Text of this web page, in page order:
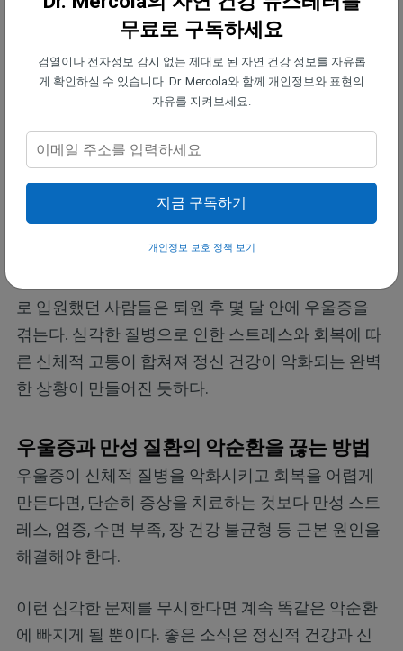
호르몬을 증가시킨다. 시간이 지남에 따라 이러한 생
화학적 변화로 인해 슬픔, 피로, 불안감이 지속적으로
나타나 신체적 질병에서 회복하기가 더욱 어려워진
• 우울증을 앓는 사람들은 면역 반응이 약하다 —
은 감염에 더 취약하고 질병에서 회복하는 데 시간이
더 오래 걸리며, 감기에 자주 걸리고 회복 기간이 길
어지며 혈액 내 염증 지표가 증가한다.
로 입원했던 사람들은 퇴원 후 몇 달 안에 우울증을
겪는다. 심각한 질병으로 인한 스트레스와 회복에 따
른 신체적 고통이 합쳐져 정신 건강이 악화되는 완벽
한 상황이 만들어진 듯하다.
우울증과 만성 질환의 악순환을 끊는 방법
우울증이 신체적 질병을 악화시키고 회복을 어렵게
만든다면, 단순히 증상을 치료하는 것보다 만성 스트
레스, 염증, 수면 부족, 장 건강 불균형 등 근본 원인을
해결해야 한다.
이런 심각한 문제를 무시한다면 계속 똑같은 악순환
에 빠지게 될 뿐이다. 좋은 소식은 정신적 건강과 신
무료로 구독하세요
검열이나 전자정보 감시 없는 제대로 된 자연 건강 정보를 자유롭
게 확인하실 수 있습니다. Dr. Mercola와 함께 개인정보와 표현의
자유를 지켜보세요.
지금 구독하기
개인정보 보호 정책 보기